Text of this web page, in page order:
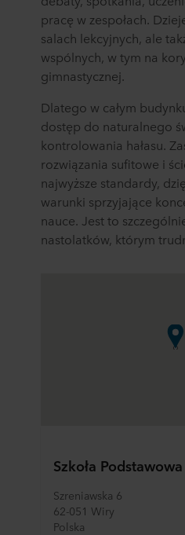
pracę w zespołach.
salach lekcyjnych, ale
wspólnych, w tym na
gimnastycznej.
Dlatego w całym
dostęp do naturalnego
kontrolowania hałasu.
rozwiązania sufitowe i
najwyższe standardy,
warunki sprzyjające
nauce. Jest to
nastolatków, którym
Szkoła
Szreniawska 6
62-051 Wiry
Polska